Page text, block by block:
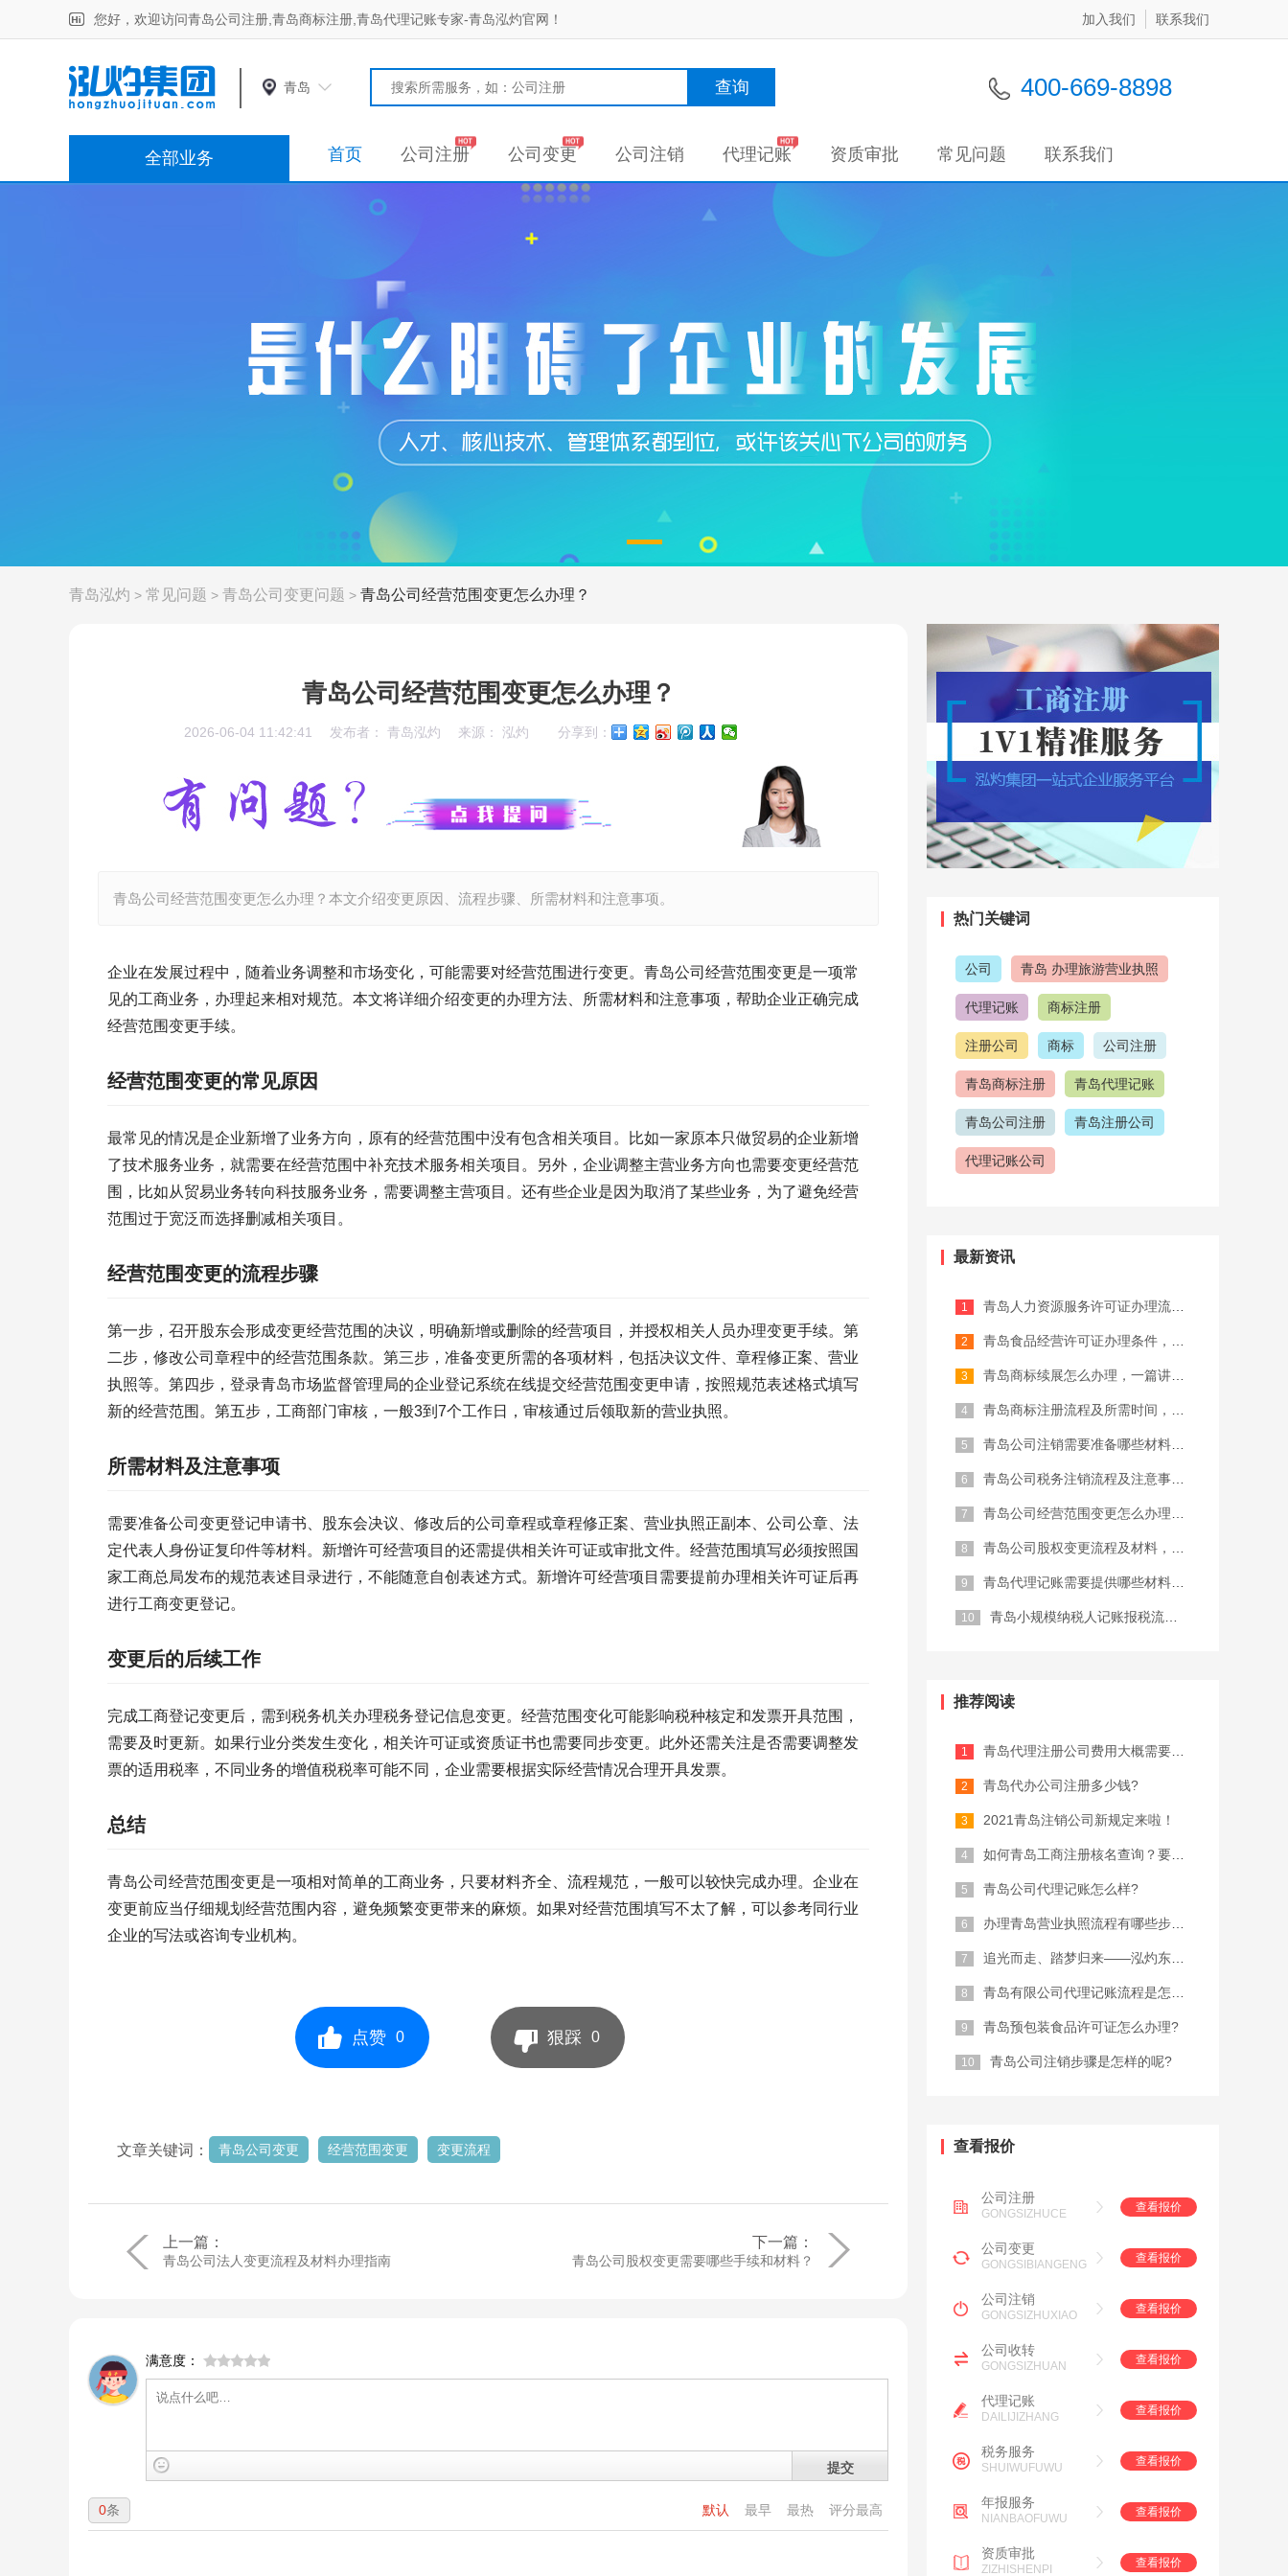
您好，欢迎访问青岛公司注册,青岛商标注册,青岛代理记账专家-青岛泓灼官网！ 加入我们 联系我们
青岛 400-669-8898
查询
全部业务 首页 公司注册 公司变更 公司注销 代理记账 资质审批 常见问题 联系我们
青岛泓灼 > 常见问题 > 青岛公司变更问题 > 青岛公司经营范围变更怎么办理？
青岛公司经营范围变更怎么办理？
2026-06-04 11:42:41 发布者： 青岛泓灼 来源： 泓灼 分享到：
青岛公司经营范围变更怎么办理？本文介绍变更原因、流程步骤、所需材料和注意事项。
企业在发展过程中，随着业务调整和市场变化，可能需要对经营范围进行变更。青岛公司经营范围变更是一项常
见的工商业务，办理起来相对规范。本文将详细介绍变更的办理方法、所需材料和注意事项，帮助企业正确完成
经营范围变更手续。
经营范围变更的常见原因
最常见的情况是企业新增了业务方向，原有的经营范围中没有包含相关项目。比如一家原本只做贸易的企业新增
了技术服务业务，就需要在经营范围中补充技术服务相关项目。另外，企业调整主营业务方向也需要变更经营范
围，比如从贸易业务转向科技服务业务，需要调整主营项目。还有些企业是因为取消了某些业务，为了避免经营
范围过于宽泛而选择删减相关项目。
经营范围变更的流程步骤
第一步，召开股东会形成变更经营范围的决议，明确新增或删除的经营项目，并授权相关人员办理变更手续。第
二步，修改公司章程中的经营范围条款。第三步，准备变更所需的各项材料，包括决议文件、章程修正案、营业
执照等。第四步，登录青岛市场监督管理局的企业登记系统在线提交经营范围变更申请，按照规范表述格式填写
新的经营范围。第五步，工商部门审核，一般3到7个工作日，审核通过后领取新的营业执照。
所需材料及注意事项
需要准备公司变更登记申请书、股东会决议、修改后的公司章程或章程修正案、营业执照正副本、公司公章、法
定代表人身份证复印件等材料。新增许可经营项目的还需提供相关许可证或审批文件。经营范围填写必须按照国
家工商总局发布的规范表述目录进行，不能随意自创表述方式。新增许可经营项目需要提前办理相关许可证后再
进行工商变更登记。
变更后的后续工作
完成工商登记变更后，需到税务机关办理税务登记信息变更。经营范围变化可能影响税种核定和发票开具范围，
需要及时更新。如果行业分类发生变化，相关许可证或资质证书也需要同步变更。此外还需关注是否需要调整发
票的适用税率，不同业务的增值税税率可能不同，企业需要根据实际经营情况合理开具发票。
总结
青岛公司经营范围变更是一项相对简单的工商业务，只要材料齐全、流程规范，一般可以较快完成办理。企业在
变更前应当仔细规划经营范围内容，避免频繁变更带来的麻烦。如果对经营范围填写不太了解，可以参考同行业
企业的写法或咨询专业机构。
点赞 0 狠踩 0
文章关键词： 青岛公司变更 经营范围变更 变更流程
上一篇：
青岛公司法人变更流程及材料办理指南
下一篇：
青岛公司股权变更需要哪些手续和材料？
满意度：
提交
默认 最早 最热 评分最高
0条
热门关键词
公司 青岛 办理旅游营业执照
代理记账 商标注册
注册公司 商标 公司注册
青岛商标注册 青岛代理记账
青岛公司注册 青岛注册公司
代理记账公司
记账报税 商标注册代理
最新资讯
青岛人力资源服务许可证办理流程，建议...
青岛食品经营许可证办理条件，2026...
青岛商标续展怎么办理，一篇讲清楚
青岛商标注册流程及所需时间，完整攻略...
青岛公司注销需要准备哪些材料，202...
青岛公司税务注销流程及注意事项，建议...
青岛公司经营范围变更怎么办理，一篇讲...
青岛公司股权变更流程及材料，完整攻略...
青岛代理记账需要提供哪些材料，202...
青岛小规模纳税人记账报税流程，建议收...
推荐阅读
青岛代理注册公司费用大概需要多少？
青岛代办公司注册多少钱?
2021青岛注销公司新规定来啦！
如何青岛工商注册核名查询？要注意什么...
青岛公司代理记账怎么样?
办理青岛营业执照流程有哪些步骤？
追光而走、踏梦归来——泓灼东城十渡游
青岛有限公司代理记账流程是怎样的?
青岛预包装食品许可证怎么办理?
青岛公司注销步骤是怎样的呢?
查看报价
公司注册
GONGSIZHUCE
查看报价
公司变更
GONGSIBIANGENG
查看报价
公司注销
GONGSIZHUXIAO
查看报价
公司收转
GONGSIZHUAN
查看报价
代理记账
DAILIJIZHANG
查看报价
税务服务
SHUIWUFUWU
查看报价
年报服务
NIANBAOFUWU
查看报价
资质审批
ZIZHISHENPI
查看报价